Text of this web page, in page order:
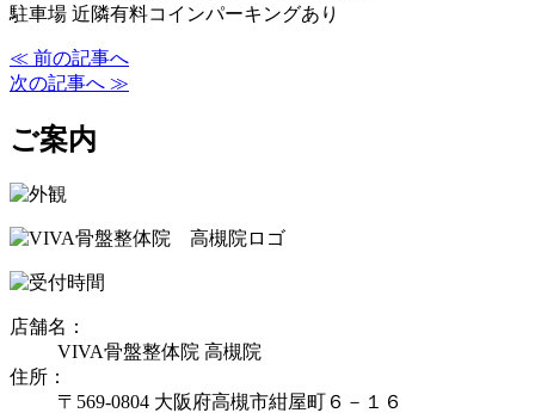
駐車場 近隣有料コインパーキングあり
≪ 前の記事へ
次の記事へ ≫
ご案内
店舗名：
VIVA骨盤整体院 高槻院
住所：
〒569-0804 大阪府高槻市紺屋町６－１６